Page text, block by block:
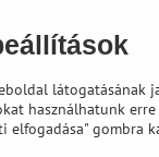
látogatásának
használhatunk
elfogadása"